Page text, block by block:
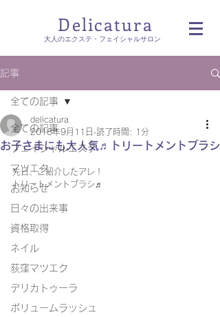
Delicatura
​大人のエクステ・フェイシャルサロン
記事
全ての記事
フェイシャルエステ
マツエク
お知らせ
日々の出来事
資格取得
ネイル
荻窪マツエク
デリカトゥーラ
ボリュームラッシュ
全ての記事
お子さまにも大人気♬トリートメントブラシ
delicatura
2018年9月11日 読了時間: 1分
先日、ご紹介したアレ！
トリートメントブラシ♬